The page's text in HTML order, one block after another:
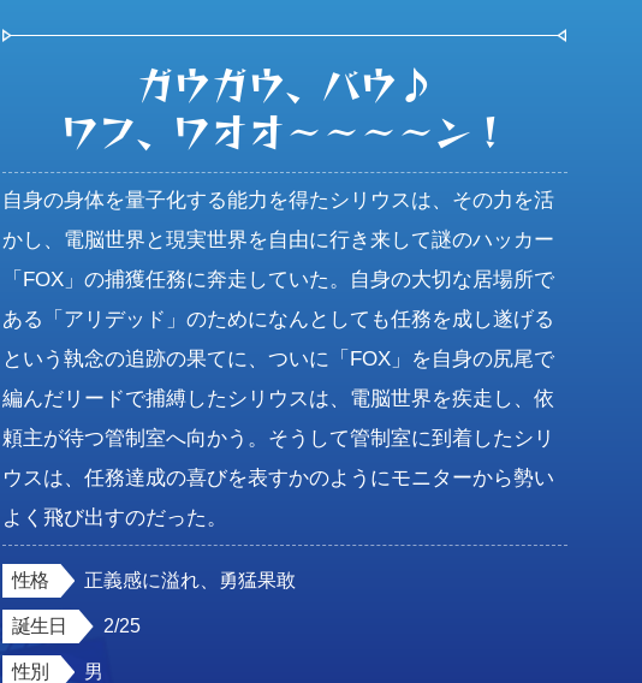
ガウガウ、バウ♪
ワフ、ワオオ〜〜〜〜ン！
自身の身体を量子化する能力を得たシリウスは、その力を活
かし、電脳世界と現実世界を自由に行き来して謎のハッカー
「FOX」の捕獲任務に奔走していた。自身の大切な居場所で
ある「アリデッド」のためになんとしても任務を成し遂げる
という執念の追跡の果てに、ついに「FOX」を自身の尻尾で
編んだリードで捕縛したシリウスは、電脳世界を疾走し、依
頼主が待つ管制室へ向かう。そうして管制室に到着したシリ
ウスは、任務達成の喜びを表すかのようにモニターから勢い
よく飛び出すのだった。
性格 正義感に溢れ、勇猛果敢
誕生日 2/25
性別 男